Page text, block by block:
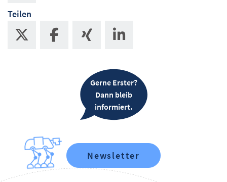
Teilen
Gerne Erster?
Dann bleib
informiert.
Newsletter